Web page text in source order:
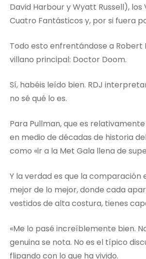
David Harbour y Wyatt Russell),
Cuatro Fantásticos y, por si fuera
Todo esto enfrentándose a Robert
villano principal: Doctor Doom.
Sí, habéis leído bien. RDJ
no sé qué lo es.
Para Pullman, que es
en medio de décadas de historia
como «ir a la Met Gala llena de
Y la verdad es que la comparación
mejor de lo mejor, donde cada
vestidos de alta costura, tienes
«Me lo pasé increíblemente bien.
genuina se nota. No es el típico
flipando con lo que ha vivido.